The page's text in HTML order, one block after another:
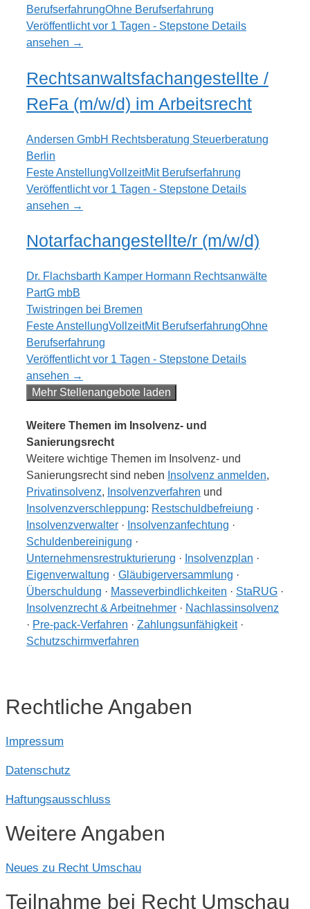
BerufserfahrungOhne Berufserfahrung
Veröffentlicht vor 1 Tagen - Stepstone Details
ansehen →
Rechtsanwaltsfachangestellte /
ReFa (m/w/d) im Arbeitsrecht
Andersen GmbH Rechtsberatung Steuerberatung
Berlin
Feste AnstellungVollzeitMit Berufserfahrung
Veröffentlicht vor 1 Tagen - Stepstone Details
ansehen →
Notarfachangestellte/r (m/w/d)
Dr. Flachsbarth Kamper Hormann Rechtsanwälte
PartG mbB
Twistringen bei Bremen
Feste AnstellungVollzeitMit BerufserfahrungOhne
Berufserfahrung
Veröffentlicht vor 1 Tagen - Stepstone Details
ansehen →
Mehr Stellenangebote laden
Weitere Themen im Insolvenz- und
Sanierungsrecht
Weitere wichtige Themen im Insolvenz- und
Sanierungsrecht sind neben Insolvenz anmelden,
Privatinsolvenz, Insolvenzverfahren und
Insolvenzverschleppung: Restschuldbefreiung ·
Insolvenzverwalter · Insolvenzanfechtung ·
Schuldenbereinigung ·
Unternehmensrestrukturierung · Insolvenzplan ·
Eigenverwaltung · Gläubigerversammlung ·
Überschuldung · Masseverbindlichkeiten · StaRUG ·
Insolvenzrecht & Arbeitnehmer · Nachlassinsolvenz
· Pre-pack-Verfahren · Zahlungsunfähigkeit·
Schutzschirmverfahren
Rechtliche Angaben
Impressum
Datenschutz
Haftungsausschluss
Weitere Angaben
Neues zu Recht Umschau
Teilnahme bei Recht Umschau